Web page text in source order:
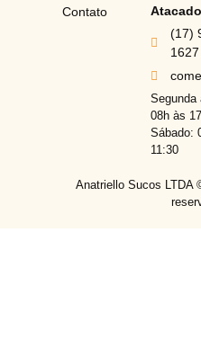
Contato
Atacado
(17)
1627
Segunda
08h às
Sábado:
11:30
Anatriello Sucos